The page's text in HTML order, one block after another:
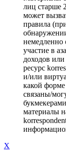
лиц старше
может
правила
немедленно
участие в
доходов
ресурс
и/или
какой
связаны/
материалы
X